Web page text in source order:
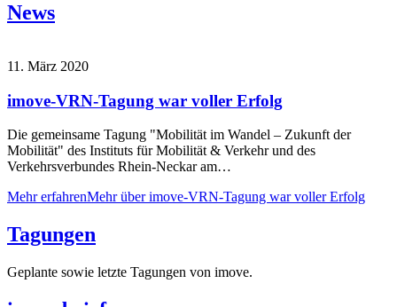
News
11. März 2020
imove-VRN-Tagung war voller Erfolg
Die gemeinsame Tagung "Mobilität im Wandel – Zukunft der
Mobilität" des Instituts für Mobilität & Verkehr und des
Verkehrsverbundes Rhein-Neckar am…
Mehr erfahrenMehr über imove-VRN-Tagung war voller Erfolg
Tagungen
Geplante sowie letzte Tagungen von imove.